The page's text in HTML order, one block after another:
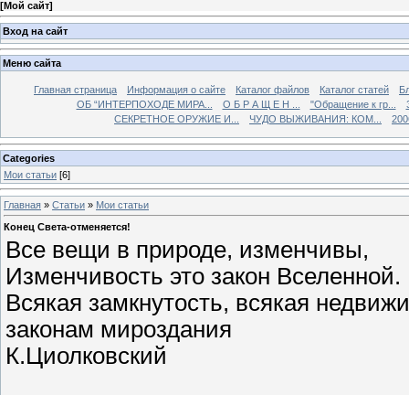
[Мой сайт]
Вход на сайт
Меню сайта
Главная страница Информация о сайте Каталог файлов Каталог статей
ОБ “ИНТЕРПОХОДЕ МИРА...
О Б Р А Щ Е Н ... "Обращение к гр...
СЕКРЕТНОЕ ОРУЖИЕ И...
ЧУДО ВЫЖИВАНИЯ: КОМ...
Categories
Мои статьи [6]
Главная » Статьи » Мои статьи
Конец Света-отменяется!
Все вещи в природе, изменчивы,
Изменчивость это закон Вселенной.
Всякая замкнутость, всякая
законам мироздания
К.Циолковский